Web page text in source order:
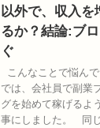
以外で、収入
るか？結論:ブ
ぐ
こんなことで悩ん
では、会社員で副業
グを始めて稼げるよ
事にしました。 同